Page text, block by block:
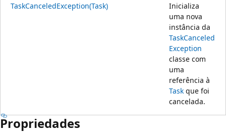
TaskCanceledException(Task)
Inicializa
uma nova
instância da
TaskCanceled
Exception
classe com
uma
referência à
Task que foi
cancelada.
Propriedades